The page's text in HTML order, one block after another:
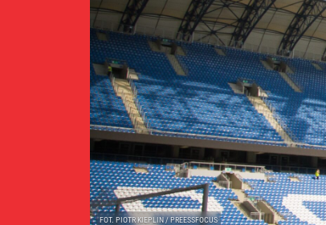
FOT. PIOTR KIEPLIN / PREESSFOCUS